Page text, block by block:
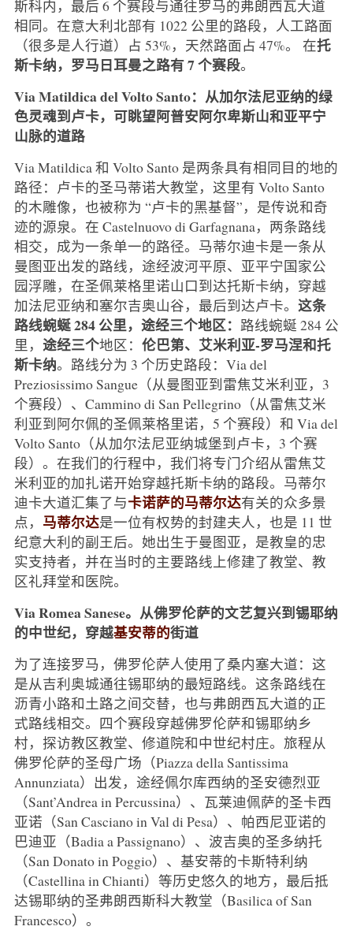
斯科内，最后 6 个赛段与通往罗马的弗朗西瓦大道
相同。在意大利北部有 1022 公里的路段，人工路面
（很多是人行道）占 53%，天然路面占 47%。 在托
斯卡纳，罗马日耳曼之路有 7 个赛段。
Via Matildica del Volto Santo：从加尔法尼亚纳的绿
色灵魂到卢卡，可眺望阿普安阿尔卑斯山和亚平宁
山脉的道路
Via Matildica 和 Volto Santo 是两条具有相同目的地的
路径：卢卡的圣马蒂诺大教堂，这里有 Volto Santo
的木雕像，也被称为 “卢卡的黑基督”，是传说和奇
迹的源泉。在 Castelnuovo di Garfagnana，两条路线
相交，成为一条单一的路径。马蒂尔迪卡是一条从
曼图亚出发的路线，途经波河平原、亚平宁国家公
园浮雕，在圣佩莱格里诺山口到达托斯卡纳，穿越
加法尼亚纳和塞尔吉奥山谷，最后到达卢卡。 这条
路线蜿蜒 284 公里，途经三个地区： 路线蜿蜒 284 公
里， 途经三个地区： 伦巴第、艾米利亚-罗马涅和托
斯卡纳。路线分为 3 个历史路段：Via del
Preziosissimo Sangue（从曼图亚到雷焦艾米利亚，3
个赛段）、Cammino di San Pellegrino（从雷焦艾米
利亚到阿尔佩的圣佩莱格里诺，5 个赛段）和 Via del
Volto Santo（从加尔法尼亚纳城堡到卢卡，3 个赛
段）。在我们的行程中，我们将专门介绍从雷焦艾
米利亚的加扎诺开始穿越托斯卡纳的路段。马蒂尔
迪卡大道汇集了与卡诺萨的马蒂尔达有关的众多景
点， 马蒂尔达是一位有权势的封建夫人，也是 11 世
纪意大利的副王后。她出生于曼图亚，是教皇的忠
实支持者，并在当时的主要路线上修建了教堂、教
区礼拜堂和医院。
Via Romea Sanese。从佛罗伦萨的文艺复兴到锡耶纳
的中世纪，穿越基安蒂的街道
为了连接罗马，佛罗伦萨人使用了桑内塞大道：这
是从吉利奥城通往锡耶纳的最短路线。这条路线在
沥青小路和土路之间交替，也与弗朗西瓦大道的正
式路线相交。四个赛段穿越佛罗伦萨和锡耶纳乡
村，探访教区教堂、修道院和中世纪村庄。旅程从
佛罗伦萨的圣母广场（Piazza della Santissima
Annunziata）出发，途经佩尔库西纳的圣安德烈亚
（Sant’Andrea in Percussina）、瓦莱迪佩萨的圣卡西
亚诺（San Casciano in Val di Pesa）、帕西尼亚诺的
巴迪亚（Badia a Passignano）、波吉奥的圣多纳托
（San Donato in Poggio）、基安蒂的卡斯特利纳
（Castellina in Chianti）等历史悠久的地方，最后抵
达锡耶纳的圣弗朗西斯科大教堂（Basilica of San
Francesco）。